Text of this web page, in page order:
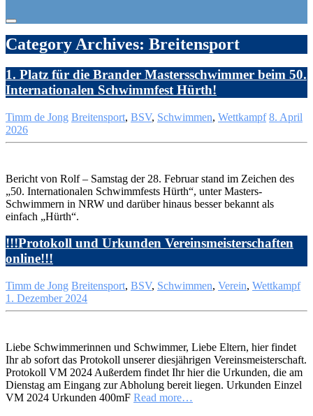
Category Archives: Breitensport
1. Platz für die Brander Mastersschwimmer beim 50.
Internationalen Schwimmfest Hürth!
Timm de Jong Breitensport, BSV, Schwimmen, Wettkampf 8. April
2026
Bericht von Rolf – Samstag der 28. Februar stand im Zeichen des
„50. Internationalen Schwimmfests Hürth“, unter Masters-
Schwimmern in NRW und darüber hinaus besser bekannt als
einfach „Hürth“.
!!!Protokoll und Urkunden Vereinsmeisterschaften
online!!!
Timm de Jong Breitensport, BSV, Schwimmen, Verein, Wettkampf
1. Dezember 2024
Liebe Schwimmerinnen und Schwimmer, Liebe Eltern, hier findet
Ihr ab sofort das Protokoll unserer diesjährigen Vereinsmeisterschaft.
Protokoll VM 2024 Außerdem findet Ihr hier die Urkunden, die am
Dienstag am Eingang zur Abholung bereit liegen. Urkunden Einzel
VM 2024 Urkunden 400mF Read more…